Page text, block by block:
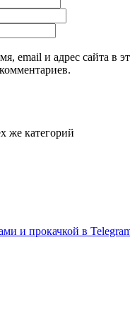
email и адрес сайта в
же категорий
и прокачкой в